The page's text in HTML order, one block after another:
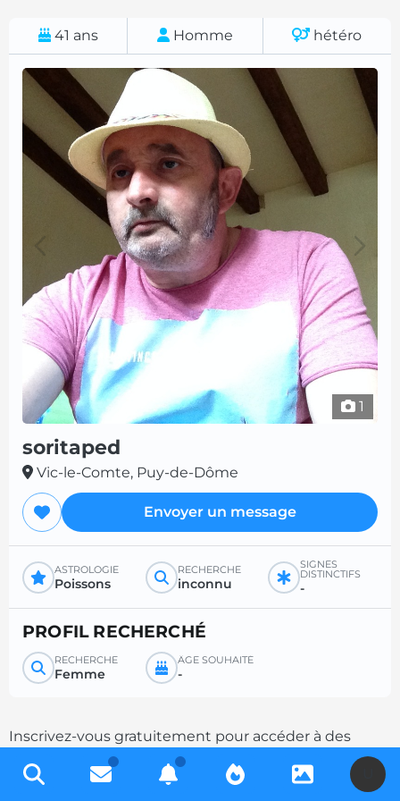
41 ans Homme hétéro
1
soritaped
Vic-le-Comte, Puy-de-Dôme
Envoyer un message
ASTROLOGIE
Poissons
RECHERCHE
inconnu
SIGNES
DISTINCTIFS
-
PROFIL RECHERCHÉ
RECHERCHE
Femme
ÂGE SOUHAITÉ
-
Inscrivez-vous gratuitement pour accéder à des
milliers de profils et multipliez les chances de
contacts en complétant votre description.